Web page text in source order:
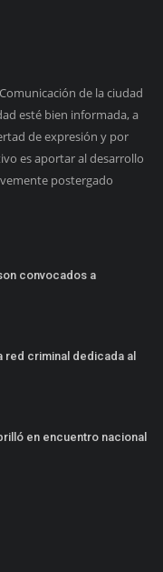
de la ciudad
esté bien informada, a
de expresión y por
es aportar al desarrollo
postergado
convocados a
red criminal dedicada al
en encuentro nacional